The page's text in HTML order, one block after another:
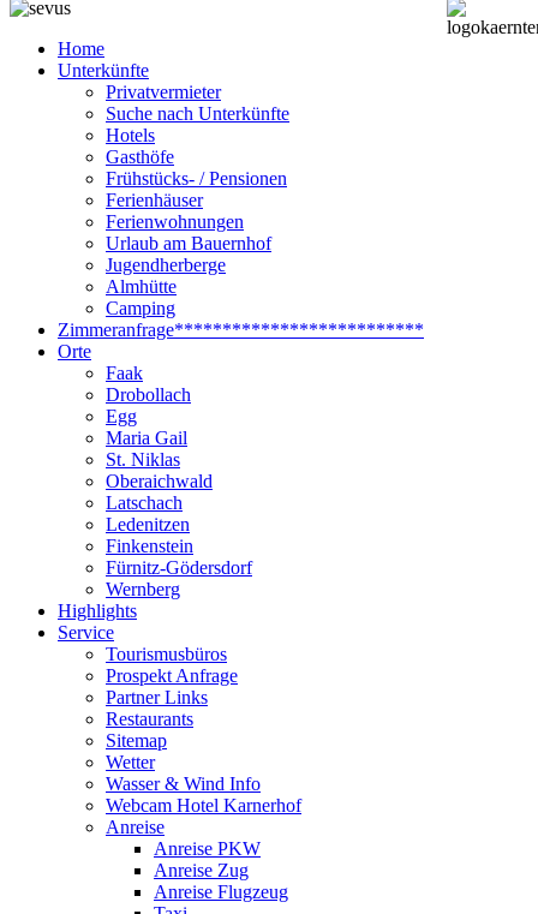
Home
Unterkünfte
Privatvermieter
Suche nach Unterkünfte
Hotels
Gasthöfe
Frühstücks- / Pensionen
Ferienhäuser
Ferienwohnungen
Urlaub am Bauernhof
Jugendherberge
Almhütte
Camping
Zimmeranfrage**************************
Orte
Faak
Drobollach
Egg
Maria Gail
St. Niklas
Oberaichwald
Latschach
Ledenitzen
Finkenstein
Fürnitz-Gödersdorf
Wernberg
Highlights
Service
Tourismusbüros
Prospekt Anfrage
Partner Links
Restaurants
Sitemap
Wetter
Wasser & Wind Info
Webcam Hotel Karnerhof
Anreise
Anreise PKW
Anreise Zug
Anreise Flugzeug